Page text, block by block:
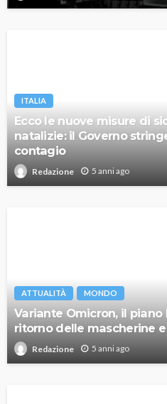
ITALIA
Ecco le nuove misure di
natalizie: il Governo
contagio
Redazione 5 anni ago
ATTUALITÀ MONDO
Variante Omicron, il piano
ritorno delle mascherine e
Redazione 5 anni ago